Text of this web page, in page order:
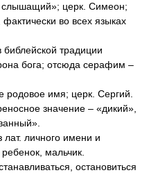
слышащий»; церк. Симеон;
во всех языках
традиции
бога; отсюда серафим –
родовое имя; церк. Сергий.
значение – «дикий»,
личного имени и
мальчик.
остановиться